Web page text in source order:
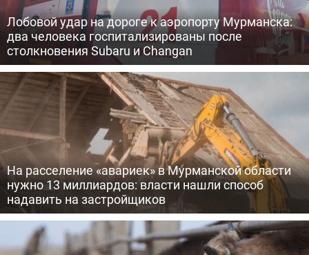
Лобовой удар на дороге к аэропорту Мурманска:
два человека госпитализированы после
столкновения Subaru и Changan
На расселение «авариек» в Мурманской области
нужно 13 миллиардов: власти нашли способ
надавить на застройщиков